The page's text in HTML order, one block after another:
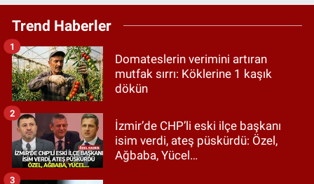
Trend Haberler
Domateslerin verimini artıran
mutfak sırrı: Köklerine 1 kaşık
dökün
1
İzmir’de CHP’li eski ilçe başkanı
isim verdi, ateş püskürdü: Özel,
Ağbaba, Yücel…
2
3